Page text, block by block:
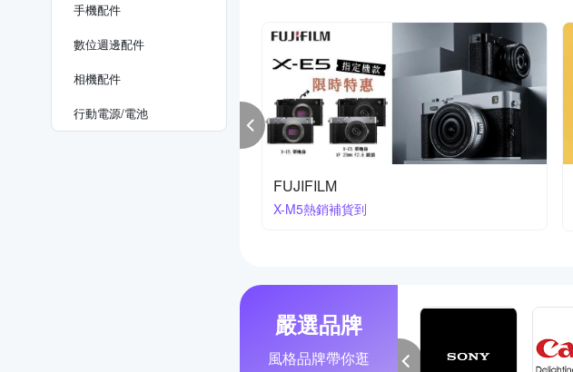
手機配件
數位週邊配件
相機配件
行動電源/電池
寶麗來印相機系列
買就送相紙
嚴選品牌
風格品牌帶你逛